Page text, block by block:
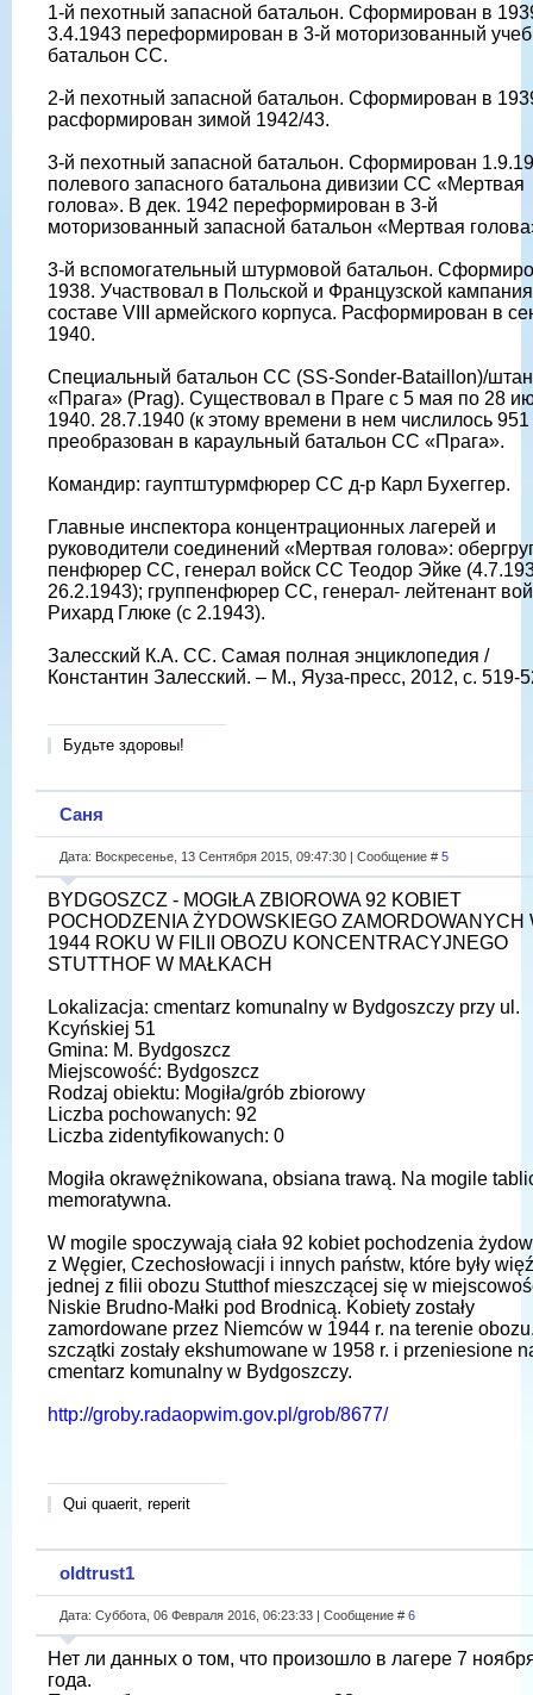
1-й пехотный запасной батальон. Сформирован в
3.4.1943 переформирован в 3-й моторизованный
батальон СС.
2-й пехотный запасной батальон. Сформирован в
расформирован зимой 1942/43.
3-й пехотный запасной батальон. Сформирован
полевого запасного батальона дивизии СС «Мертвая
голова». В дек. 1942 переформирован в 3-й
моторизованный запасной батальон «Мертвая
3-й вспомогательный штурмовой батальон.
1938. Участвовал в Польской и Французской
составе VIII армейского корпуса. Расформирован в
1940.
Специальный батальон СС (SS-Sonder-Bataillon)/
«Прага» (Prag). Существовал в Праге с 5 мая по 28
1940. 28.7.1940 (к этому времени в нем числилось 951
преобразован в караульный батальон СС «Прага».
Командир: гауптштурмфюрер СС д-р Карл Бухеггер.
Главные инспектора концентрационных лагерей и
руководители соединений «Мертвая голова»:
пенфюрер СС, генерал войск СС Теодор Эйке
26.2.1943); группенфюрер СС, генерал- лейтенант
Рихард Глюке (с 2.1943).
Залесский К.А. СС. Самая полная энциклопедия /
Константин Залесский. – М., Яуза-пресс, 2012, с. 519-
Будьте здоровы!
Саня
Дата: Воскресенье, 13 Сентября 2015, 09:47:30 | Сообщение # 5
BYDGOSZCZ - MOGIŁA ZBIOROWA 92 KOBIET
POCHODZENIA ŻYDOWSKIEGO ZAMORDOWANYCH
1944 ROKU W FILII OBOZU KONCENTRACYJNEGO
STUTTHOF W MAŁKACH
Lokalizacja: cmentarz komunalny w Bydgoszczy przy ul.
Kcyńskiej 51
Gmina: M. Bydgoszcz
Miejscowość: Bydgoszcz
Rodzaj obiektu: Mogiła/grób zbiorowy
Liczba pochowanych: 92
Liczba zidentyfikowanych: 0
Mogiła okrawężnikowana, obsiana trawą. Na mogile
memoratywna.
W mogile spoczywają ciała 92 kobiet pochodzenia
z Węgier, Czechosłowacji i innych państw, które były
jednej z filii obozu Stutthof mieszczącej się w
Niskie Brudno-Małki pod Brodnicą. Kobiety zostały
zamordowane przez Niemców w 1944 r. na terenie
szczątki zostały ekshumowane w 1958 r. i przeniesione
cmentarz komunalny w Bydgoszczy.
http://groby.radaopwim.gov.pl/grob/8677/
Qui quaerit, reperit
oldtrust1
Дата: Суббота, 06 Февраля 2016, 06:23:33 | Сообщение # 6
Нет ли данных о том, что произошло в лагере 7
года.